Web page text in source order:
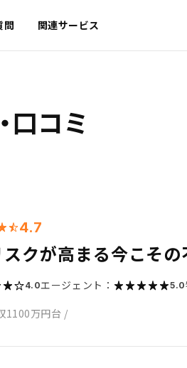
問 関連サービス
口コミ
4.7
クが高まる今こそ
4.0エージェント： 5.0
1100万円台 /